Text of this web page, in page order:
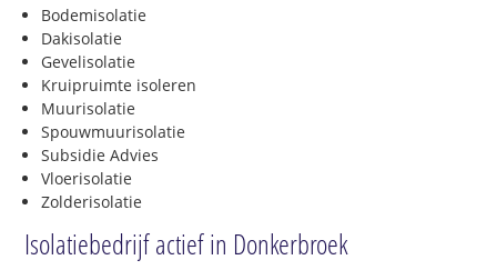
Bodemisolatie
Dakisolatie
Gevelisolatie
Kruipruimte isoleren
Muurisolatie
Spouwmuurisolatie
Subsidie Advies
Vloerisolatie
Zolderisolatie
Isolatiebedrijf actief in Donkerbroek